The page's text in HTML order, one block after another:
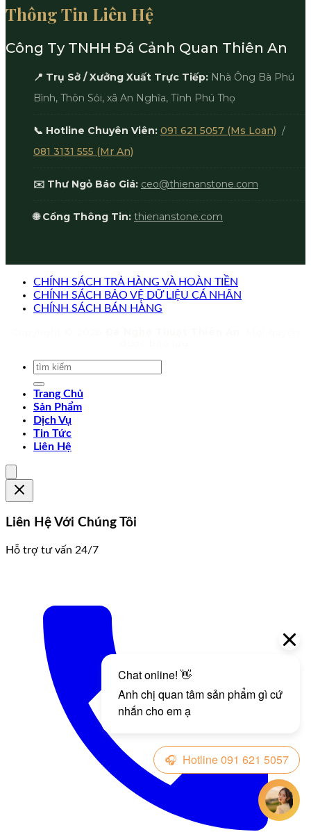
Thông Tin Liên Hệ
Công Ty TNHH Đá Cảnh Quan Thiên An
📍 Trụ Sở / Xưởng Xuất Trực Tiếp: Nhà Ông Bà Phú
Bình, Thôn Sỏi, xã An Nghĩa, Tỉnh Phú Thọ
📞 Hotline Chuyên Viên: 091 621 5057 (Ms Loan) /
081 3131 555 (Mr An)
✉️ Thư Ngỏ Báo Giá: ceo@thienanstone.com
🌐 Cổng Thông Tin: thienanstone.com
CHÍNH SÁCH TRẢ HÀNG VÀ HOÀN TIỀN
CHÍNH SÁCH BẢO VỆ DỮ LIỆU CÁ NHÂN
CHÍNH SÁCH BÁN HÀNG
Trang Chủ
Sản Phẩm
Dịch Vụ
Tin Tức
Liên Hệ
Liên Hệ Với Chúng Tôi
Hỗ trợ tư vấn 24/7